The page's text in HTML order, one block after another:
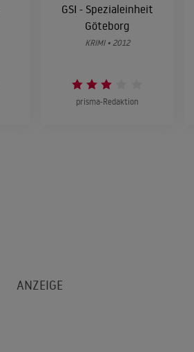
GSI - Spezialeinheit
Göteborg
KRIMI • 2012
prisma-Redaktion